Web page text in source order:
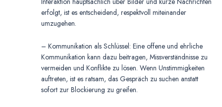
erfolgt, ist es entscheidend, respektvoll miteinander
umzugehen.
– Kommunikation als Schlüssel: Eine offene und ehrliche
Kommunikation kann dazu beitragen, Missverständnisse zu
vermeiden und Konflikte zu lösen. Wenn Unstimmigkeiten
auftreten, ist es ratsam, das Gespräch zu suchen anstatt
sofort zur Blockierung zu greifen.